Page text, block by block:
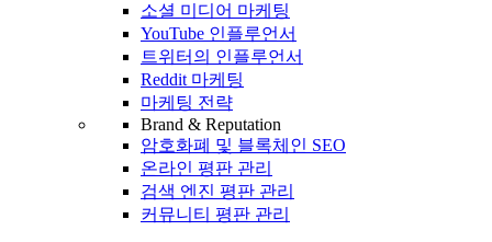
소셜 미디어 마케팅
YouTube 인플루언서
트위터의 인플루언서
Reddit 마케팅
마케팅 전략
Brand & Reputation
암호화폐 및 블록체인 SEO
온라인 평판 관리
검색 엔진 평판 관리
커뮤니티 평판 관리